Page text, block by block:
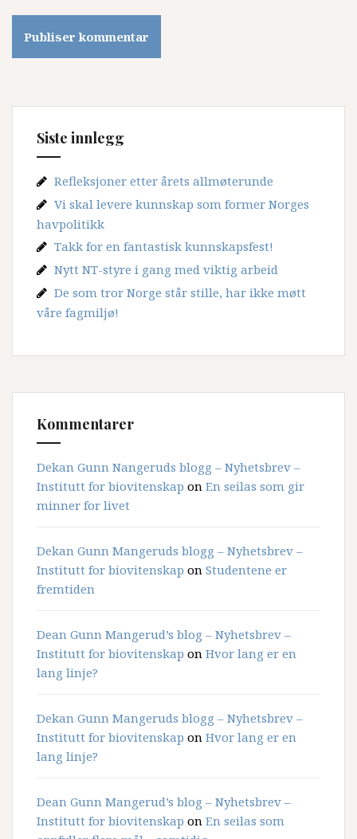
Siste innlegg
Refleksjoner etter årets allmøterunde
Vi skal levere kunnskap som former Norges
havpolitikk
Takk for en fantastisk kunnskapsfest!
Nytt NT-styre i gang med viktig arbeid
De som tror Norge står stille, har ikke møtt
våre fagmiljø!
Kommentarer
Dekan Gunn Nangeruds blogg – Nyhetsbrev –
Institutt for biovitenskap on En seilas som gir
minner for livet
Dekan Gunn Mangeruds blogg – Nyhetsbrev –
Institutt for biovitenskap on Studentene er
fremtiden
Dean Gunn Mangerud’s blog – Nyhetsbrev –
Institutt for biovitenskap on Hvor lang er en
lang linje?
Dekan Gunn Mangeruds blogg – Nyhetsbrev –
Institutt for biovitenskap on Hvor lang er en
lang linje?
Dean Gunn Mangerud’s blog – Nyhetsbrev –
Institutt for biovitenskap on En seilas som